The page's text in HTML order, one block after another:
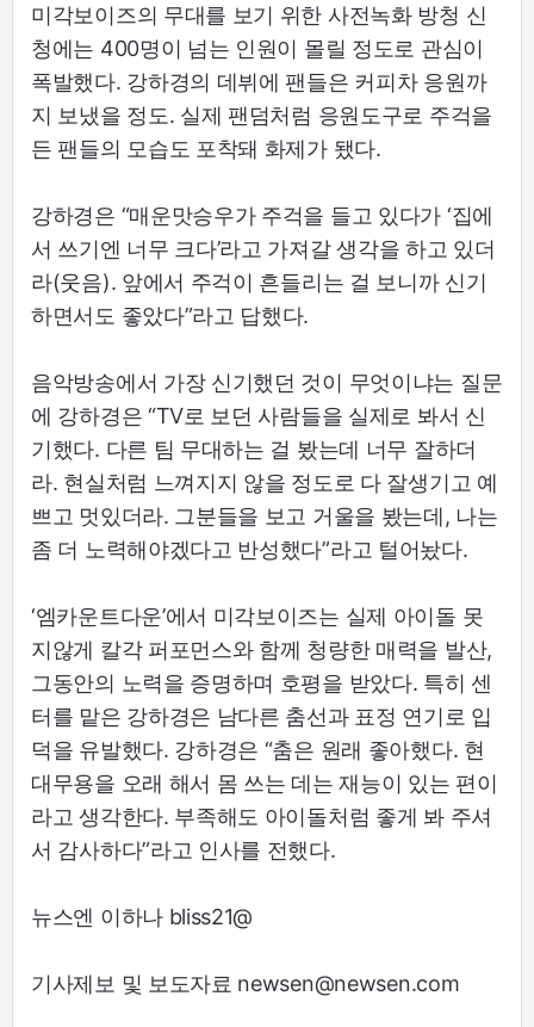
미각보이즈의 무대를 보기 위한 사전녹화 방청 신
청에는 400명이 넘는 인원이 몰릴 정도로 관심이
폭발했다. 강하경의 데뷔에 팬들은 커피차 응원까
지 보냈을 정도. 실제 팬덤처럼 응원도구로 주걱을
든 팬들의 모습도 포착돼 화제가 됐다.
강하경은 “매운맛승우가 주걱을 들고 있다가 ‘집에
서 쓰기엔 너무 크다’라고 가져갈 생각을 하고 있더
라(웃음). 앞에서 주걱이 흔들리는 걸 보니까 신기
하면서도 좋았다”라고 답했다.
음악방송에서 가장 신기했던 것이 무엇이냐는 질문
에 강하경은 “TV로 보던 사람들을 실제로 봐서 신
기했다. 다른 팀 무대하는 걸 봤는데 너무 잘하더
라. 현실처럼 느껴지지 않을 정도로 다 잘생기고 예
쁘고 멋있더라. 그분들을 보고 거울을 봤는데, 나는
좀 더 노력해야겠다고 반성했다”라고 털어놨다.
‘엠카운트다운’에서 미각보이즈는 실제 아이돌 못
지않게 칼각 퍼포먼스와 함께 청량한 매력을 발산,
그동안의 노력을 증명하며 호평을 받았다. 특히 센
터를 맡은 강하경은 남다른 춤선과 표정 연기로 입
덕을 유발했다. 강하경은 “춤은 원래 좋아했다. 현
대무용을 오래 해서 몸 쓰는 데는 재능이 있는 편이
라고 생각한다. 부족해도 아이돌처럼 좋게 봐 주셔
서 감사하다”라고 인사를 전했다.
뉴스엔 이하나 bliss21@
기사제보 및 보도자료 newsen@newsen.com